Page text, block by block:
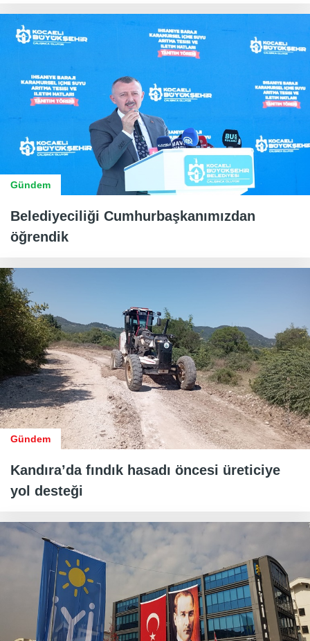
Gündem
Belediyeciliği Cumhurbaşkanımızdan
öğrendik
Gündem
Kandıra’da fındık hasadı öncesi üreticiye
yol desteği